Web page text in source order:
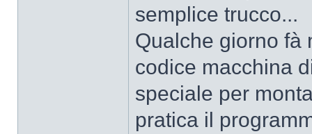
semplice trucco...
Qualche giorno fà
codice macchina
speciale per
pratica il